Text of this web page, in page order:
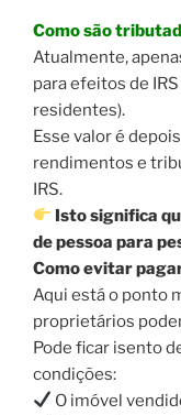
Como são
Atualmente,
para efeitos de
residentes).
Esse valor é
rendimentos e
IRS.
Isto significa
de pessoa para
Como evitar
Aqui está o ponto
proprietários
Pode ficar isento
condições:
O imóvel